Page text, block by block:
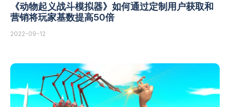
《动物起义战斗模拟器》如何通过定制用户获取和
营销将玩家基数提高50倍
2022-09-12